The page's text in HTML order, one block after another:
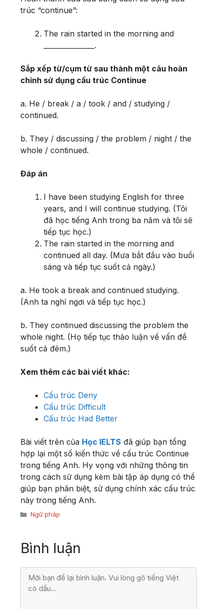
trúc “continue”:
The rain started in the morning and
_______________.
Sắp xếp từ/cụm từ sau thành một câu hoàn
chỉnh sử dụng cấu trúc Continue
a. He / break / a / took / and / studying /
continued.
b. They / discussing / the problem / night / the
whole / continued.
Đáp án
I have been studying English for three
years, and I will continue studying. (Tôi
đã học tiếng Anh trong ba năm và tôi sẽ
tiếp tục học.)
The rain started in the morning and
continued all day. (Mưa bắt đầu vào buổi
sáng và tiếp tục suốt cả ngày.)
a. He took a break and continued studying.
(Anh ta nghỉ ngơi và tiếp tục học.)
b. They continued discussing the problem the
whole night. (Họ tiếp tục thảo luận về vấn đề
suốt cả đêm.)
Xem thêm các bài viết khác:
Cấu trúc Deny
Cấu trúc Difficult
Cấu trúc Had Better
Bài viết trên của Học IELTS đã giúp bạn tổng
hợp lại một số kiến thức về cấu trúc Continue
trong tiếng Anh. Hy vọng với những thông tin
trong cách sử dụng kèm bài tập áp dụng có thể
giúp bạn phân biệt, sử dụng chính xác cấu trúc
này trong tiếng Anh.
Danh
Ngữ pháp
Bình luận
luận